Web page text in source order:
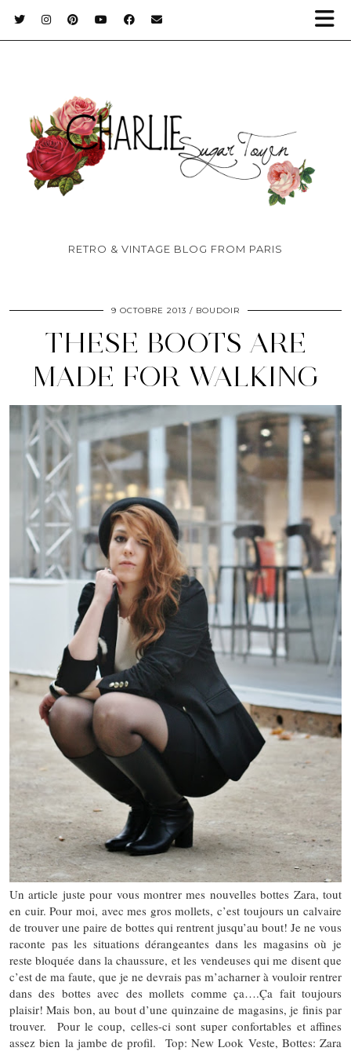
RETRO & VINTAGE BLOG FROM PARIS
9 OCTOBRE 2013 BOUDOIR
THESE BOOTS ARE
MADE FOR WALKING
Un article juste pour vous montrer mes nouvelles bottes Zara, tout
en cuir. Pour moi, avec mes gros mollets, c’est toujours un calvaire
de trouver une paire de bottes qui rentrent jusqu’au bout! Je ne vous
raconte pas les situations dérangeantes dans les magasins où je
reste bloquée dans la chaussure, et les vendeuses qui me disent que
c’est de ma faute, que je ne devrais pas m’acharner à vouloir rentrer
dans des bottes avec des mollets comme ça….Ça fait toujours
plaisir! Mais bon, au bout d’une quinzaine de magasins, je finis par
trouver. Pour le coup, celles-ci sont super confortables et affines
assez bien la jambe de profil. Top: New Look Veste, Bottes: Zara